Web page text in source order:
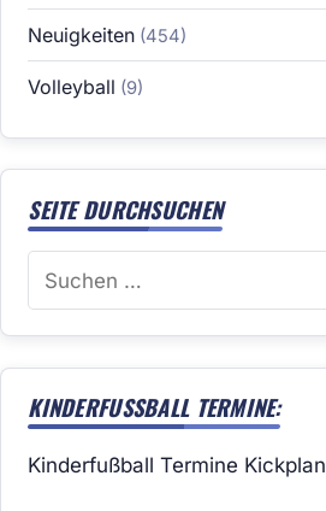
Neuigkeiten (454)
Volleyball (9)
SEITE DURCHSUCHEN
Suchen
KINDERFUSSBALL TERMINE:
Kinderfußball Termine Kickplan